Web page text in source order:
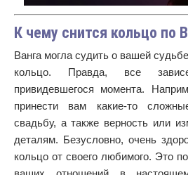
К чему снится кольцо по
Ванга могла судить о вашей
кольцо. Правда, все
привидевшегося момента.
принести вам какие-то
свадьбу, а также верность или
деталям. Безусловно, очень
кольцо от своего любимого. Это